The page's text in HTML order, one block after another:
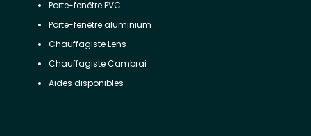
Porte-fenêtre PVC
Porte-fenêtre aluminium
Chauffagiste Lens
Chauffagiste Cambrai
Aides disponibles